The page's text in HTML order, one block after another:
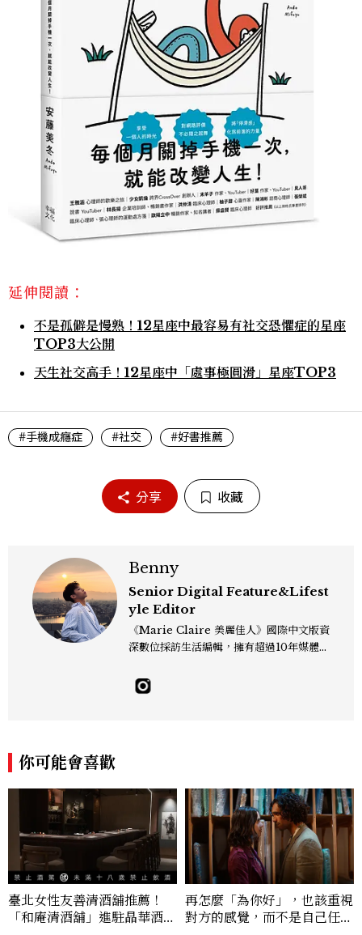
延伸閱讀：
不是孤僻是慢熟！12星座中最容易有社交恐懼症的星座
TOP3大公開
天生社交高手！12星座中「處事極圓滑」星座TOP3
#手機成癮症 #社交 #好書推薦
分享 收藏
Benny
Senior Digital Feature&Lifest
yle Editor
《Marie Claire 美麗佳人》國際中文版資
深數位採訪生活編輯，擁有超過10年媒體與
飯店、奢華旅宿、旅遊景點、航空等領域，
另涉獵3C家電、居家生活範疇，具備實測
pella、Mandarin Oriental、JOAL
I、Raffles、Banyan Tree、IHG、Ma
rriott等頂級飯店集團。 策劃並執行超過7
0篇深度專題「MC開房間」、260 篇以上
「玩咖懶人包」盤點類文章，致力用專業視
角提供讀者最新話題、兼具風格與實用的高
品質生活旅遊靈感內容。 Contact：ben
ny_yang@mctw.com.tw
你可能會喜歡
臺北女性友善清酒舖推薦！
「和庵清酒舖」進駐晶華酒
再怎麼「為你好」，也該重視
對方的感覺，而不是自己任意